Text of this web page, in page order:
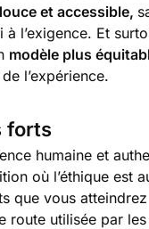
et accessible,
à l’exigence. Et
modèle plus
l’expérience.
forts
humaine et
où l’éthique est
que vous atteindrez
route utilisée par